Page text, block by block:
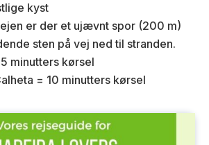
kyst
er der et ujævnt spor (200 m)
sten på vej ned til stranden.
minutters kørsel
= 10 minutters kørsel